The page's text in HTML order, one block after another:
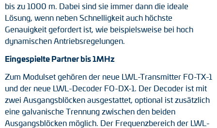
AC Synchrongeneratoren
bis zu 1000 m. Dabei sind sie immer dann die ideale
Lösung, wenn neben Schnelligkeit auch höchste
Genauigkeit gefordert ist, wie beispielsweise bei hoch
dynamischen Antriebsregelungen.
Eingespielte Partner bis 1MHz
Zum Modulset gehören der neue LWL-Transmitter FO-TX-1
und der neue LWL-Decoder FO-DX-1. Der Decoder ist mit
zwei Ausgangsblöcken ausgestattet, optional ist zusätzlich
eine galvanische Trennung zwischen den beiden
Ausgangsblöcken möglich. Der Frequenzbereich der LWL-